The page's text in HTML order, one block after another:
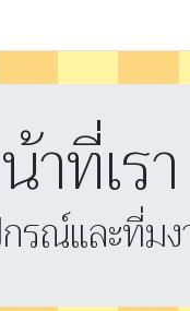
ที่เรา
รณ์และที่ม